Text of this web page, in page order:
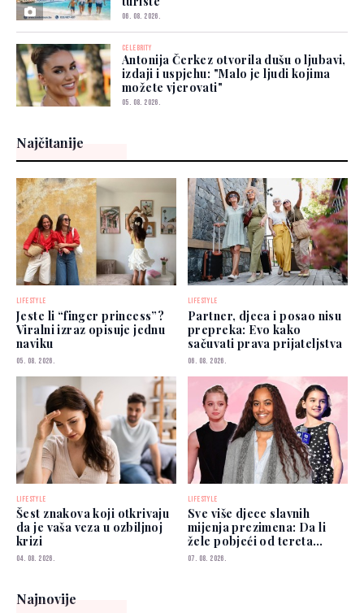
06. 08. 2026.
CELEBRITY
Antonija Čerkez otvorila dušu o ljubavi,
izdaji i uspjehu: "Malo je ljudi kojima
možete vjerovati"
05. 08. 2026.
Najčitanije
LIFESTYLE
Jeste li “finger princess”?
Viralni izraz opisuje jednu
naviku
05. 08. 2026.
LIFESTYLE
Partner, djeca i posao nisu
prepreka: Evo kako
sačuvati prava prijateljstva
06. 08. 2026.
LIFESTYLE
Šest znakova koji otkrivaju
da je vaša veza u ozbiljnoj
krizi
04. 08. 2026.
LIFESTYLE
Sve više djece slavnih
mijenja prezimena: Da li
žele pobjeći od tereta
poznatih roditelja?
07. 08. 2026.
Najnovije